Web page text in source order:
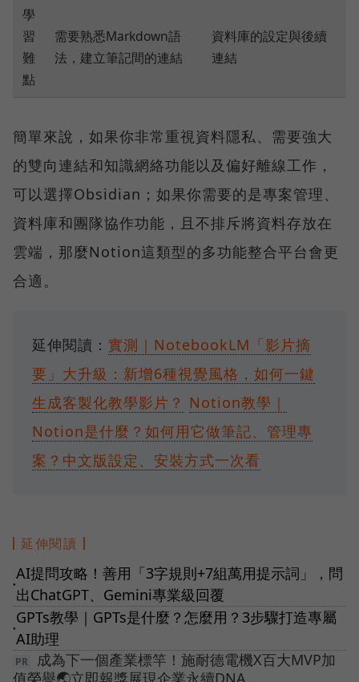
學
習
難
點
需要熟悉Markdown語
法，建立筆記間的連結
資料庫的設定與後續
連結
簡單來說，如果你非常重視資料隱私、需要強大
的雙向連結和知識網絡功能以及偏好離線工作，
可以選擇Obsidian；如果你需要的是專案管理、
資料庫和團隊協作功能，且不排斥將資料存放在
雲端，那麼Notion這類型的多功能整合平台會更
合適。
延伸閱讀： 實測｜NotebookLM「影片摘
要」大升級：新增6種視覺風格，如何一鍵
生成客製化教學影片？ Notion教學｜
Notion是什麼？如何用它做筆記、管理專
案？中文版設定、安裝方式一次看
延伸閱讀
●
AI提問攻略！善用「3字規則+7組萬用提示詞」，問
出ChatGPT、Gemini專業級回覆
●
GPTs教學｜GPTs是什麼？怎麼用？3步驟打造專屬
AI助理
成為下一個產業標竿！施耐德電機X百大MVP加
值榮譽🌏立即報獎展現企業永續DNA